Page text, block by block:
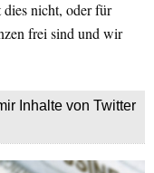
nicht, oder für
frei sind und wir
Inhalte von Twitter